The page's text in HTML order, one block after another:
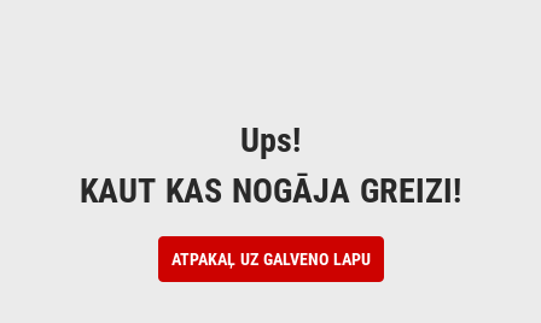
Ups!
KAUT KAS NOGĀJA GREIZI!
ATPAKAĻ UZ GALVENO LAPU